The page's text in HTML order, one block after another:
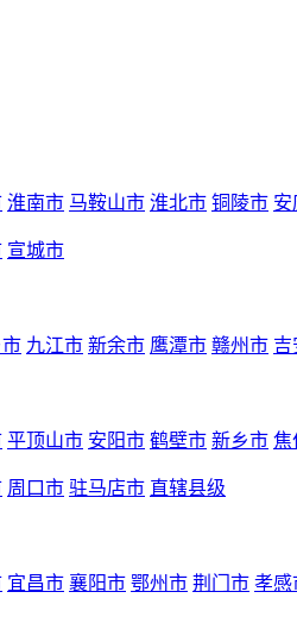
淮南市 马鞍山市 淮北市 铜陵市 安
宣城市
九江市 新余市 鹰潭市 赣州市 吉
平顶山市 安阳市 鹤壁市 新乡市 焦
周口市 驻马店市 直辖县级
宜昌市 襄阳市 鄂州市 荆门市 孝感